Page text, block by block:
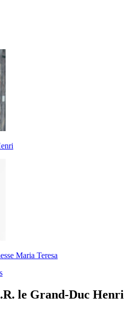
Maria Teresa
le Grand-Duc Henri